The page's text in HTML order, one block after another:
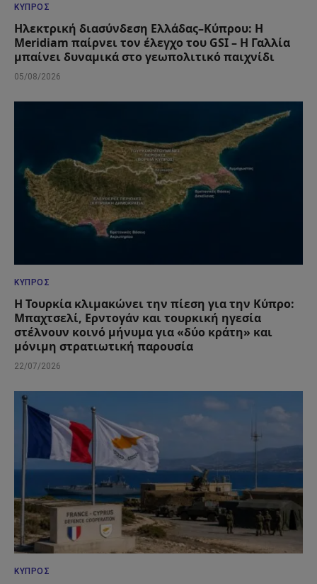
ΚΎΠΡΟΣ
Ηλεκτρική διασύνδεση Ελλάδας–Κύπρου: Η
Meridiam παίρνει τον έλεγχο του GSI – Η Γαλλία
μπαίνει δυναμικά στο γεωπολιτικό παιχνίδι
05/08/2026
ΚΎΠΡΟΣ
Η Τουρκία κλιμακώνει την πίεση για την Κύπρο:
Μπαχτσελί, Ερντογάν και τουρκική ηγεσία
στέλνουν κοινό μήνυμα για «δύο κράτη» και
μόνιμη στρατιωτική παρουσία
22/07/2026
ΚΎΠΡΟΣ